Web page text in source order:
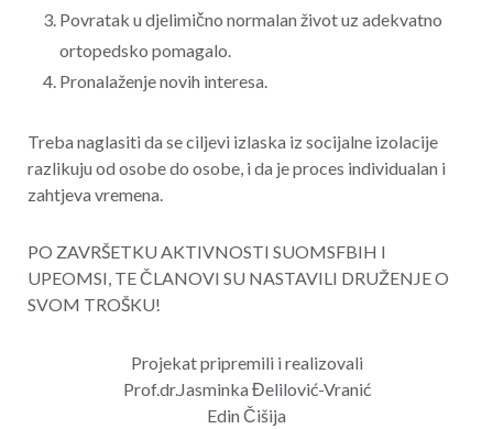
Povratak u djelimično normalan život uz adekvatno
ortopedsko pomagalo.
Pronalaženje novih interesa.
Treba naglasiti da se ciljevi izlaska iz socijalne izolacije
razlikuju od osobe do osobe, i da je proces individualan i
zahtjeva vremena.
PO ZAVRŠETKU AKTIVNOSTI SUOMSFBIH I
UPEOMSI, TE ČLANOVI SU NASTAVILI DRUŽENJE O
SVOM TROŠKU!
Projekat pripremili i realizovali
Prof.dr.Jasminka Đelilović-Vranić
Edin Čišija